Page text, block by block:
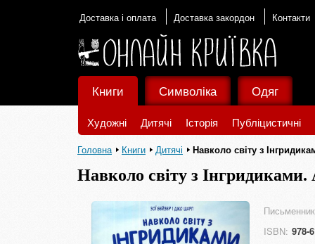
Доставка і оплата Доставка закордон Контакти
Книги
Художні Дитячі Історія Публіцистичні
Символіка Одяг
Головна Книги Дитячі Навколо світу з
Навколо світу з Інгридиками.
ISBN: 978-